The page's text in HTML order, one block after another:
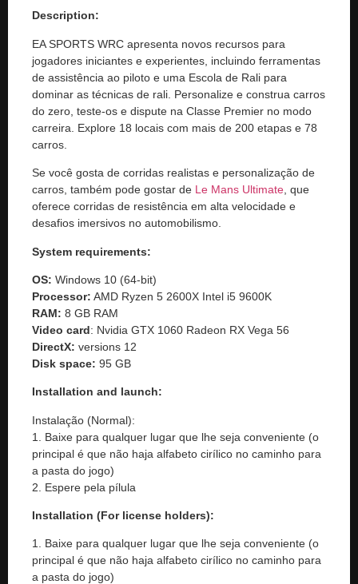
Description:
EA SPORTS WRC apresenta novos recursos para
jogadores iniciantes e experientes, incluindo ferramentas
de assistência ao piloto e uma Escola de Rali para
dominar as técnicas de rali. Personalize e construa carros
do zero, teste-os e dispute na Classe Premier no modo
carreira. Explore 18 locais com mais de 200 etapas e 78
carros.
Se você gosta de corridas realistas e personalização de
carros, também pode gostar de Le Mans Ultimate , que
oferece corridas de resistência em alta velocidade e
desafios imersivos no automobilismo.
System requirements:
OS: Windows 10 (64-bit)
Processor: AMD Ryzen 5 2600X Intel i5 9600K
RAM: 8 GB RAM
Video card: Nvidia GTX 1060 Radeon RX Vega 56
DirectX: versions 12
Disk space: 95 GB
Installation and launch:
Instalação (Normal):
1. Baixe para qualquer lugar que lhe seja conveniente (o
principal é que não haja alfabeto cirílico no caminho para
a pasta do jogo)
2. Espere pela pílula
Installation (For license holders):
1. Baixe para qualquer lugar que lhe seja conveniente (o
principal é que não haja alfabeto cirílico no caminho para
a pasta do jogo)